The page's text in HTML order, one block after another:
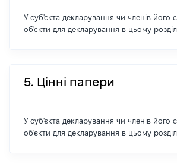
У суб'єкта декларування чи членів його
об'єкти для декларування в цьому
5. Цінні папери
У суб'єкта декларування чи членів його
об'єкти для декларування в цьому